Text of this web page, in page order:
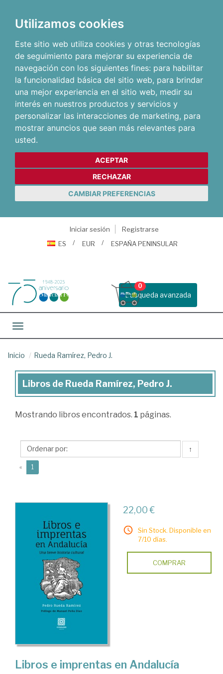
Utilizamos cookies
Este sitio web utiliza cookies y otras tecnologías
de seguimiento para mejorar su experiencia de
navegación con los siguientes fines: para habilitar
la funcionalidad básica del sitio web, para brindar
una mejor experiencia en el sitio web, medir su
interés en nuestros productos y servicios y
personalizar las interacciones de marketing, para
mostrar anuncios que sean más relevantes para
usted.
ACEPTAR
RECHAZAR
CAMBIAR PREFERENCIAS
Iniciar sesión
Registrarse
ES
EUR ESPAÑA PENINSULAR
Busqueda avanzada
0
Toggle navigation
Inicio Rueda Ramírez, Pedro J.
Libros
Rueda
Pedro
J.
Libros de Rueda Ramírez, Pedro J.
Mostrando libros encontrados. 1 páginas.
↑
« 1
22,00 €
Sin Stock. Disponible en
7/10 días.
COMPRAR
Libros e imprentas en Andalucía